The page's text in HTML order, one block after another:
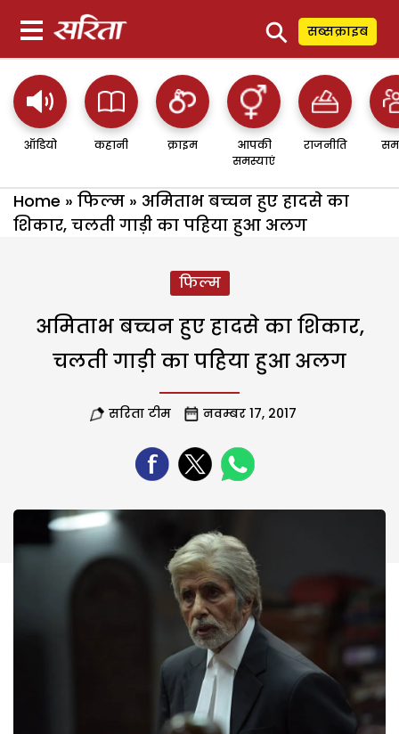
⚲ सब्सक्राइब
ऑडियो कहानी क्राइम
आपकी
समस्याएं
राजनीति
Home » फिल्म » अमिताभ बच्चन हुए हादसे का
शिकार, चलती गाड़ी का पहिया हुआ अलग
फिल्म
अमिताभ बच्चन हुए हादसे का शिकार,
चलती गाड़ी का पहिया हुआ अलग
सरिता टीम नवम्बर 17, 2017